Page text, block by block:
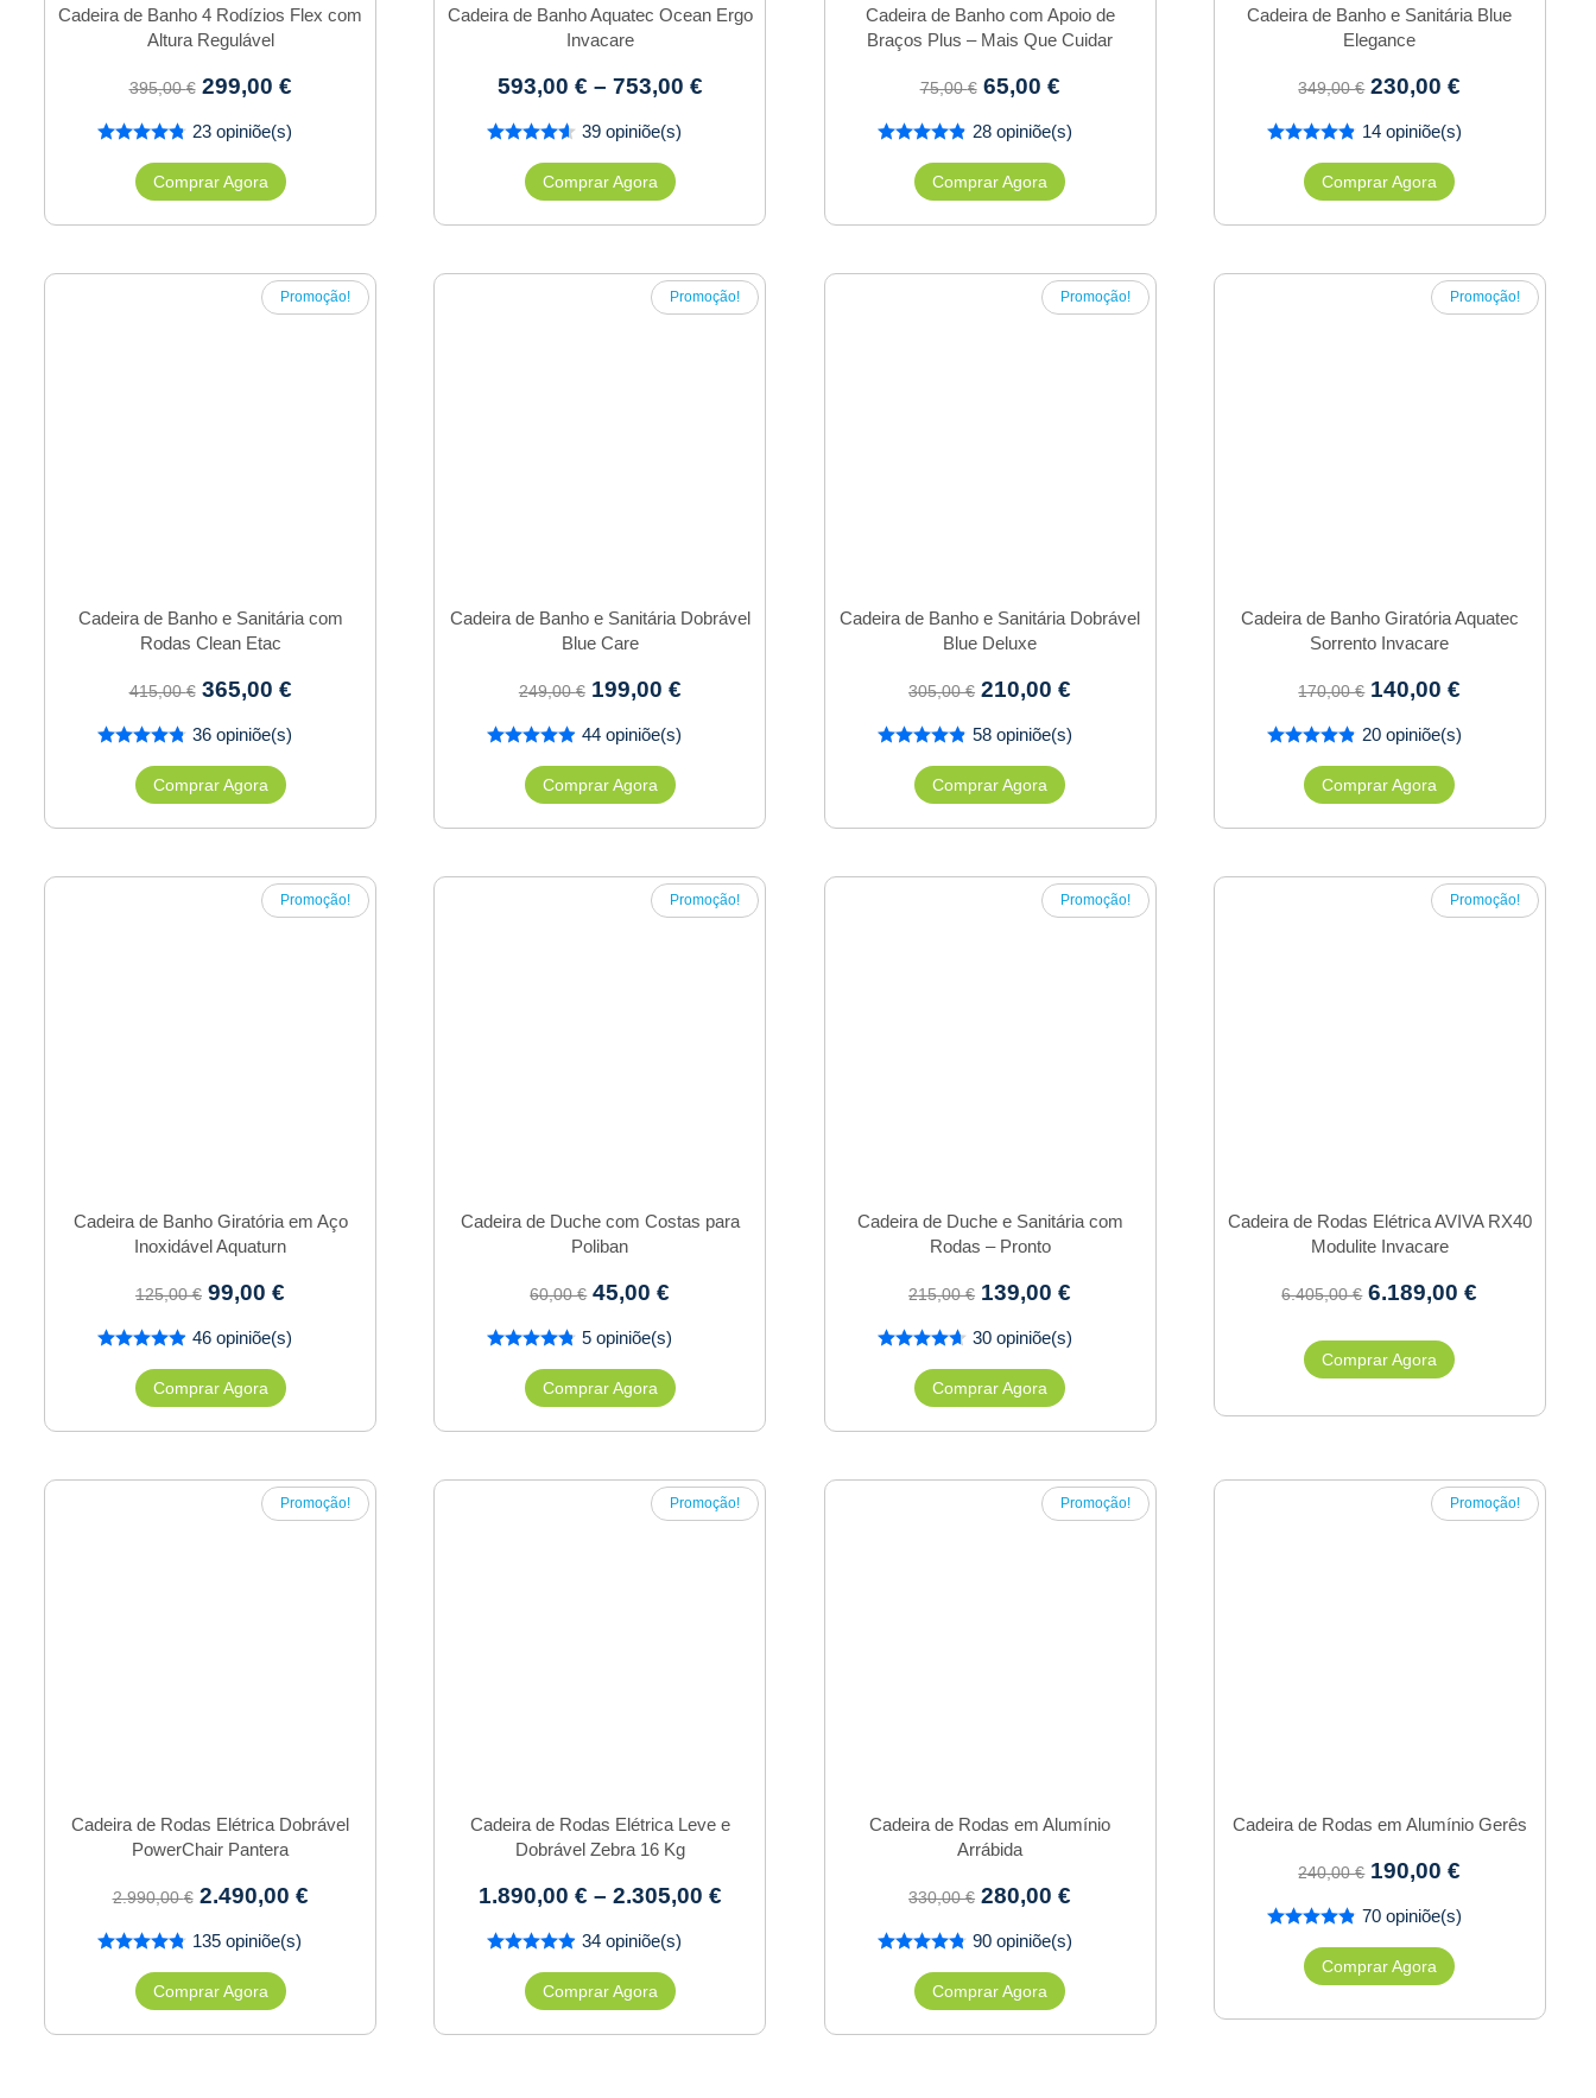
Cadeira de Banho 4 Rodízios Flex com
Altura Regulável
395,00€ 299,00 €
23 opiniõe(s)
Comprar Agora
Cadeira de Banho Aquatec Ocean Ergo
Invacare
593,00 € – 753,00 €
39 opiniõe(s)
Comprar Agora
Cadeira de Banho com Apoio de
Braços Plus – Mais Que Cuidar
75,00€ 65,00 €
28 opiniõe(s)
Comprar Agora
Cadeira de Banho e Sanitária Blue
Elegance
349,00€ 230,00€
14 opiniõe(s)
Comprar Agora
Promoção!
Cadeira de Banho e Sanitária com
Rodas Clean Etac
415,00€ 365,00 €
36 opiniõe(s)
Comprar Agora
Promoção!
Cadeira de Banho e Sanitária Dobrável
Blue Care
249,00€ 199,00 €
44 opiniõe(s)
Comprar Agora
Promoção!
Cadeira de Banho e Sanitária Dobrável
Blue Deluxe
305,00€ 210,00€
58 opiniõe(s)
Comprar Agora
Promoção!
Cadeira de Banho Giratória Aquatec
Sorrento Invacare
170,00€ 140,00€
20 opiniõe(s)
Comprar Agora
Promoção!
Cadeira de Banho Giratória em Aço
Inoxidável Aquaturn
125,00€ 99,00€
46 opiniõe(s)
Comprar Agora
Promoção!
Cadeira de Duche com Costas para
Poliban
60,00€ 45,00€
5 opiniõe(s)
Comprar Agora
Promoção!
Cadeira de Duche e Sanitária com
Rodas – Pronto
215,00€ 139,00€
30 opiniõe(s)
Comprar Agora
Promoção!
Cadeira de Rodas Elétrica AVIVA RX40
Modulite Invacare
6.405,00€ 6.189,00€
Comprar Agora
Promoção!
Cadeira de Rodas Elétrica Dobrável
PowerChair Pantera
2.990,00€ 2.490,00 €
135 opiniõe(s)
Comprar Agora
Promoção!
Cadeira de Rodas Elétrica Leve e
Dobrável Zebra 16 Kg
1.890,00 € – 2.305,00 €
34 opiniõe(s)
Comprar Agora
Promoção!
Cadeira de Rodas em Alumínio
Arrábida
330,00€ 280,00€
90 opiniõe(s)
Comprar Agora
Promoção!
Cadeira de Rodas em Alumínio Gerês
240,00€ 190,00€
70 opiniõe(s)
Comprar Agora